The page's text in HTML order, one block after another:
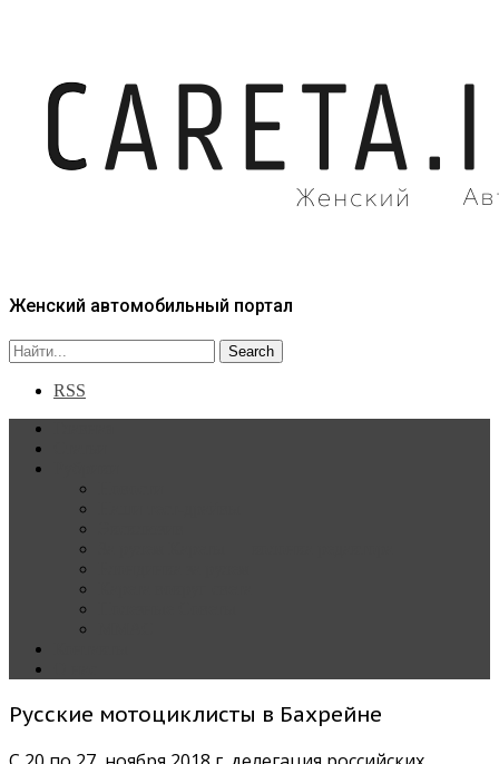
Женский автомобильный портал
RSS
Русские мотоциклисты в Бахрейне